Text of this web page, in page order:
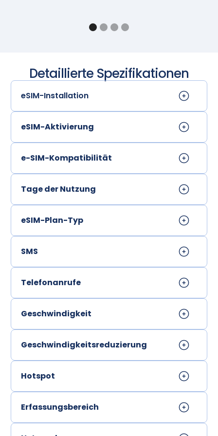
Detaillierte Spezifikationen
eSIM-Installation
eSIM-Aktivierung
e-SIM-Kompatibilität
Tage der Nutzung
eSIM-Plan-Typ
SMS
Telefonanrufe
Geschwindigkeit
Geschwindigkeitsreduzierung
Hotspot
Erfassungsbereich